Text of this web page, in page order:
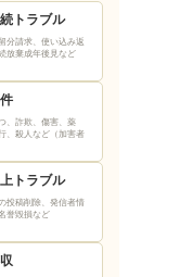
トラブル
分請求、使い込み返
放棄成年後見など
、詐欺、傷害、薬
、殺人など（加害者
トラブル
投稿削除、発信者情
誉毀損など